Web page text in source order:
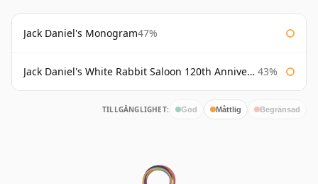
Jack Daniel's Monogram47%
Jack Daniel's White Rabbit Saloon 120th Anniversary 43%
TILLGÄNGLIGHET: God Måttlig Begränsad